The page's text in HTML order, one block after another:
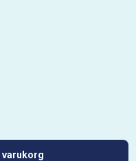
varukorg